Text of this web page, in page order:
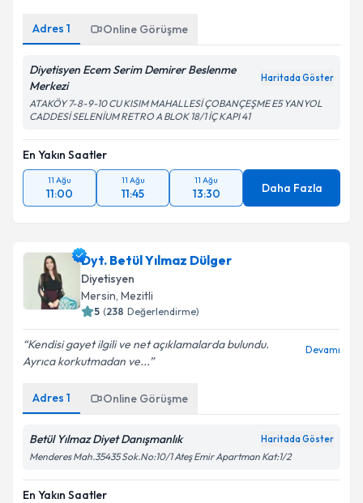
Kişisel verilerimin işlenmesine ilişkin
Metni'ni okudum ve kişisel verilerimin belirtilen
Takvim Talebini Gönder
Adres 1 Online Görüşme
Diyetisyen Ecem Serim Demirer Beslenme
Merkezi
Haritada Göster
ATAKÖY 7-8-9-10 CU KISIM MAHALLESİ ÇOBANÇEŞME E5 YANYOL
CADDESİ SELENİUM RETRO A BLOK 18/1 İÇ KAPI 41
En Yakın Saatler
11 Ağu
11:00
11 Ağu
11:45
11 Ağu
13:30 Daha Fazla
Dyt. Betül Yılmaz Dülger
Diyetisyen
Mersin, Mezitli
5 (238 Değerlendirme)
Kendisi gayet ilgili ve net açıklamalarda bulundu.
Ayrıca korkutmadan ve...
Devamı
Adres 1 Online Görüşme
Betül Yılmaz Diyet Danışmanlık Haritada Göster
Menderes Mah.35435 Sok.No:10/1 Ateş Emir Apartman Kat:1/2
En Yakın Saatler